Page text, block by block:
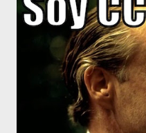
la 3a lengua con más
lengua que hablo
parece normal que la
España no se hable otra
una japonesa de mi
de España era el inglés... Y